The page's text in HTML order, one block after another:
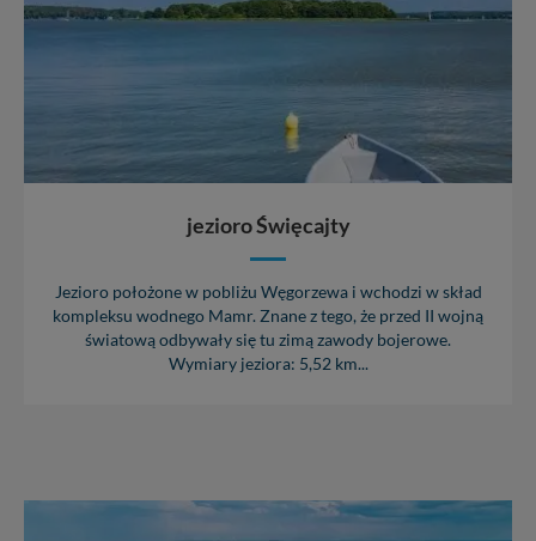
jezioro Święcajty
Jezioro położone w pobliżu Węgorzewa i wchodzi w skład
kompleksu wodnego Mamr. Znane z tego, że przed II wojną
światową odbywały się tu zimą zawody bojerowe.
Wymiary jeziora: 5,52 km...
zawsze jest możliwe techniczne zrealizowanie Twoich
zrobić za Ciebie.
Dziękujemy, i życzmy miłego odkrywania Mazur na
nowo...